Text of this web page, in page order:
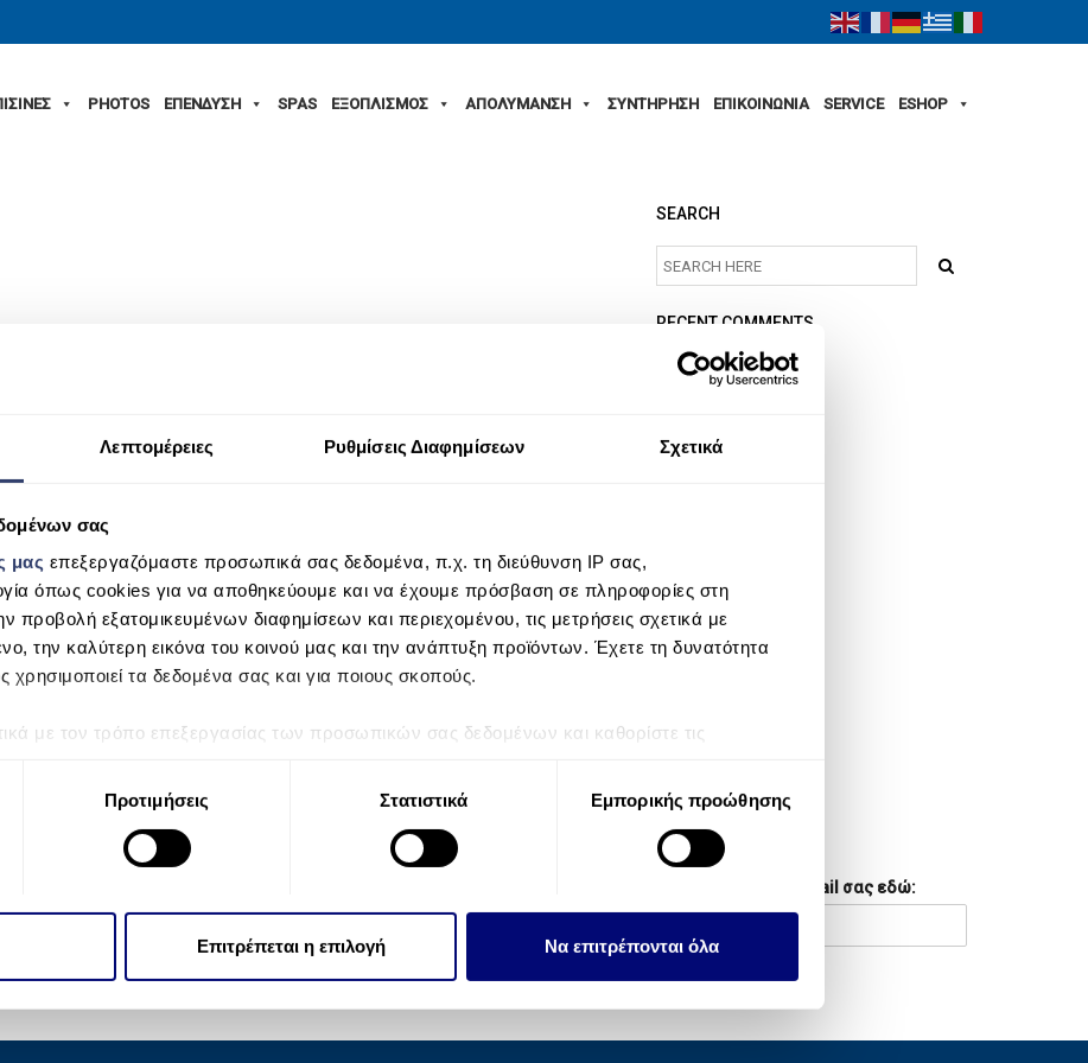
Λεπτομέρειες Ρυθμίσεις Διαφημίσεων Σχετικά
σας
μας επεξεργαζόμαστε προσωπικά σας δεδομένα, π.χ. τη διεύθυνση IP σας,
όπως cookies για να αποθηκεύουμε και να έχουμε πρόσβαση σε πληροφορίες στη
προβολή εξατομικευμένων διαφημίσεων και περιεχομένου, τις μετρήσεις σχετικά με
την καλύτερη εικόνα του κοινού μας και την ανάπτυξη προϊόντων. Έχετε τη δυνατότητα
χρησιμοποιεί τα δεδομένα σας και για ποιους σκοπούς.
με τον τρόπο επεξεργασίας των προσωπικών σας δεδομένων και καθορίστε τις
Cookies.
την εξατομίκευση περιεχομένου και διαφημίσεων, την παροχή λειτουργιών κοινωνικών
υπηρεσιών τους.
Προτιμήσεις Στατιστικά Εμπορικής προώθησης
Επιτρέπεται η επιλογή Να επιτρέπονται όλα
PHOTOS ΕΠΕΝΔΥΣΗ SPAS ΕΞΟΠΛΙΣΜΟΣ ΑΠΟΛΥΜΑΝΣΗ ΣΥΝΤΗΡΗΣΗ ΕΠΙΚΟΙΝΩΝΙΑ SERVICE ESHOP
SEARCH
RECENT COMMENTS
ARCHIVES
CATEGORIES
Log in
Comments feed
NEWSLETTER
Συμπληρώστε το email σας εδώ: